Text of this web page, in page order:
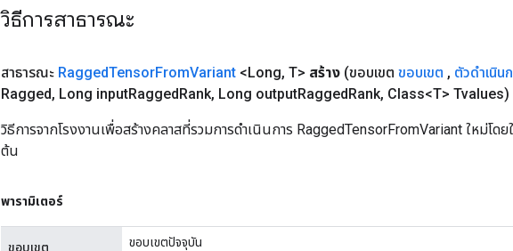
วิธีการสาธารณะ
สาธารณะ RaggedTensorFromVariant <Long, T> สร้าง (ขอบเขต ขอบเขต , ตัวดำเนิน
Ragged, Long inputRaggedRank, Long outputRaggedRank, Class<T> Tvalues)
วิธีการจากโรงงานเพื่อสร้างคลาสที่รวมการดำเนินการ RaggedTensorFromVariant ใหม่โดย
ต้น
พารามิเตอร์
ขอบเขต ขอบเขตปัจจุบัน